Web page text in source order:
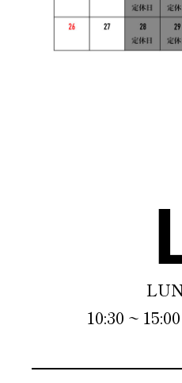
10:30 ~